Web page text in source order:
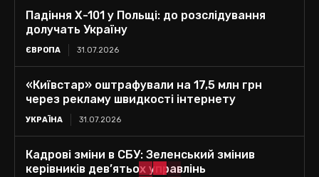
Падіння Х-101 у Польщі: до розслідування
долучать Україну
ЄВРОПА 31.07.2026
«Київстар» оштрафували на 17,5 млн грн
через рекламу швидкості інтернету
УКРАЇНА 31.07.2026
Кадрові зміни в СБУ: Зеленський змінив
керівників дев’ятьох управлінь